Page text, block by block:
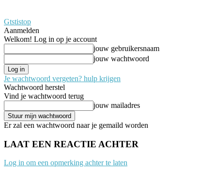
Gtstistop
Aanmelden
Welkom! Log in op je account
jouw gebruikersnaam
jouw wachtwoord
Je wachtwoord vergeten? hulp krijgen
Wachtwoord herstel
Vind je wachtwoord terug
jouw mailadres
Er zal een wachtwoord naar je gemaild worden
LAAT EEN REACTIE ACHTER
Log in om een opmerking achter te laten